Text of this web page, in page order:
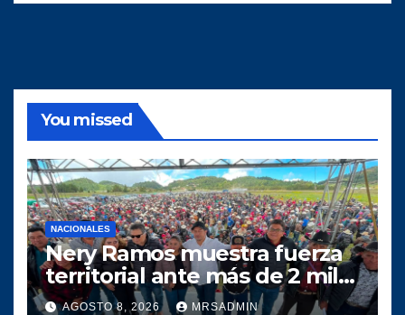
You missed
NACIONALES
Nery Ramos muestra fuerza
territorial ante más de 2 mil
personas en Huehuetenango
AGOSTO 8, 2026 MRSADMIN